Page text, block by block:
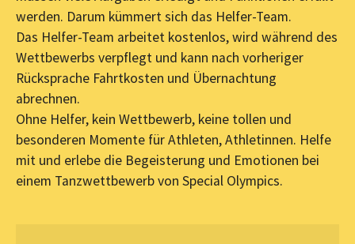
werden. Darum kümmert sich das Helfer-Team.
Das Helfer-Team arbeitet kostenlos, wird während des
Wettbewerbs verpflegt und kann nach vorheriger
Rücksprache Fahrtkosten und Übernachtung
abrechnen.
Ohne Helfer, kein Wettbewerb, keine tollen und
besonderen Momente für Athleten, Athletinnen. Helfe
mit und erlebe die Begeisterung und Emotionen bei
einem Tanzwettbewerb von Special Olympics.